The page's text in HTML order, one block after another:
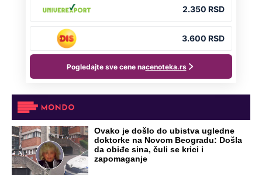
OD NAVODNOG HEROJA DO BRUTALNOG UBICE
GENERAL IVAN STRELJAO SRBE, A
HRVATI GA SLAVILI KAO HEROJA KNINA:
Par godina kasnije išao od kuće do kuće i
UBIJAO!